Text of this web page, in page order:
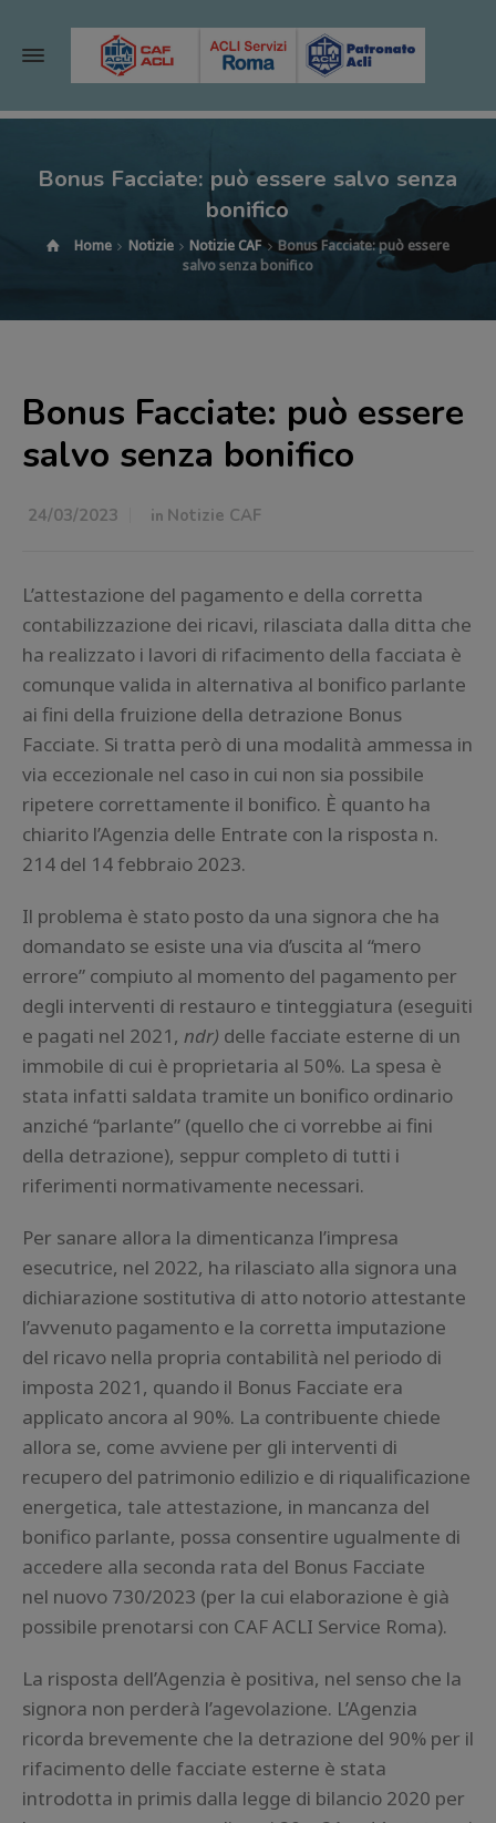
Bonus Facciate: può essere salvo senza
bonifico
Home Notizie Notizie CAF
Bonus Facciate: può essere
salvo senza bonifico
Bonus Facciate: può essere
salvo senza bonifico
24/03/2023 in Notizie CAF
L’attestazione del pagamento e della corretta
contabilizzazione dei ricavi, rilasciata dalla ditta che
ha realizzato i lavori di rifacimento della facciata è
comunque valida in alternativa al bonifico parlante
ai fini della fruizione della detrazione Bonus
Facciate. Si tratta però di una modalità ammessa in
via eccezionale nel caso in cui non sia possibile
ripetere correttamente il bonifico. È quanto ha
chiarito l’Agenzia delle Entrate con la risposta n.
214 del 14 febbraio 2023.
Il problema è stato posto da una signora che ha
domandato se esiste una via d’uscita al “mero
errore” compiuto al momento del pagamento per
degli interventi di restauro e tinteggiatura (eseguiti
e pagati nel 2021, ndr) delle facciate esterne di un
immobile di cui è proprietaria al 50%. La spesa è
stata infatti saldata tramite un bonifico ordinario
anziché “parlante” (quello che ci vorrebbe ai fini
della detrazione), seppur completo di tutti i
riferimenti normativamente necessari.
Per sanare allora la dimenticanza l’impresa
esecutrice, nel 2022, ha rilasciato alla signora una
dichiarazione sostitutiva di atto notorio attestante
l’avvenuto pagamento e la corretta imputazione
del ricavo nella propria contabilità nel periodo di
imposta 2021, quando il Bonus Facciate era
applicato ancora al 90%. La contribuente chiede
allora se, come avviene per gli interventi di
recupero del patrimonio edilizio e di riqualificazione
energetica, tale attestazione, in mancanza del
bonifico parlante, possa consentire ugualmente di
accedere alla seconda rata del Bonus Facciate
nel nuovo 730/2023 (per la cui elaborazione è già
possibile prenotarsi con CAF ACLI Service Roma).
La risposta dell’Agenzia è positiva, nel senso che la
signora non perderà l’agevolazione. L’Agenzia
ricorda brevemente che la detrazione del 90% per il
rifacimento delle facciate esterne è stata
introdotta in primis dalla legge di bilancio 2020 per